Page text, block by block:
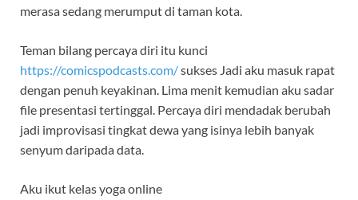
merasa sedang merumput di taman kota.
Teman bilang percaya diri itu kunci
https://comicspodcasts.com/sukses Jadi aku masuk rapat
dengan penuh keyakinan. Lima menit kemudian aku sadar
file presentasi tertinggal. Percaya diri mendadak berubah
jadi improvisasi tingkat dewa yang isinya lebih banyak
senyum daripada data.
Aku ikut kelas yoga online